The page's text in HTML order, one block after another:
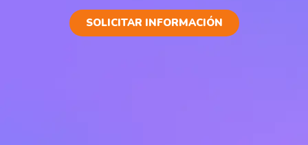
SOLICITAR INFORMACIÓN